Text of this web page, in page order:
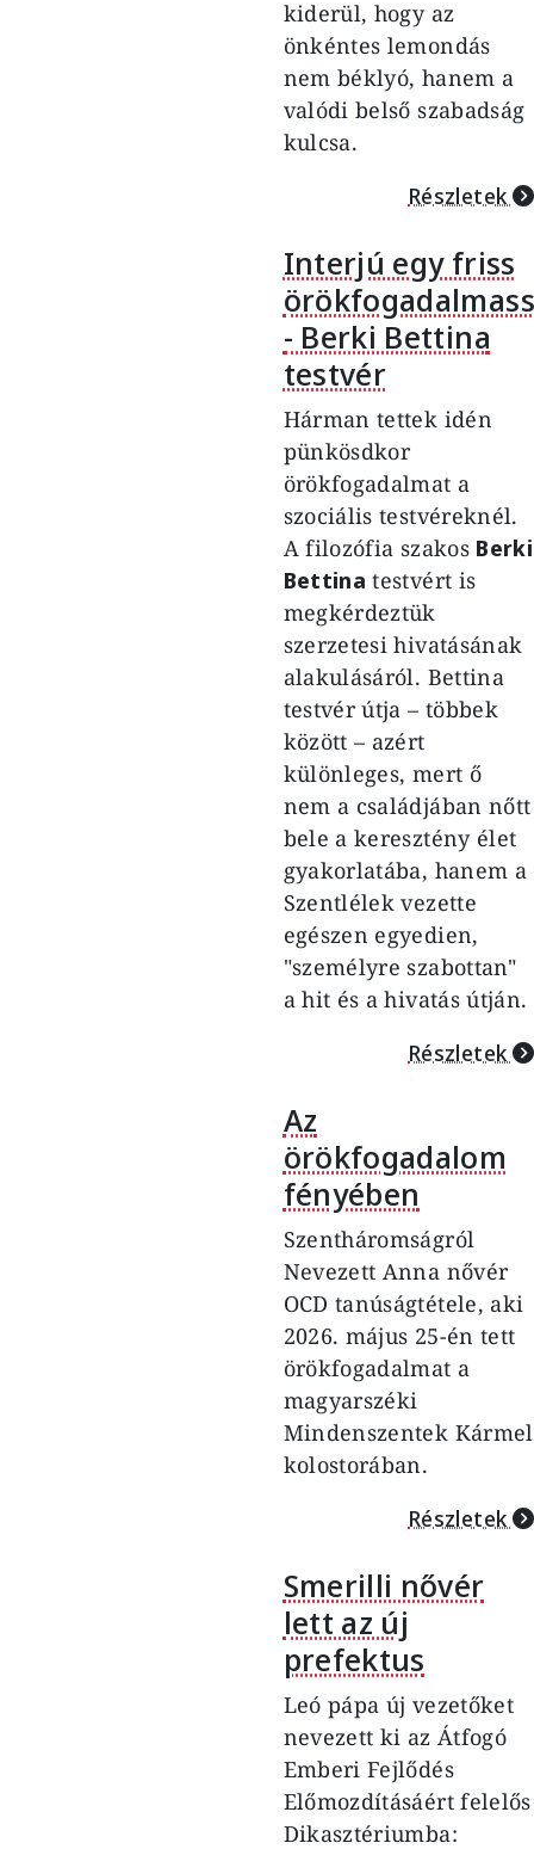
kiderül, hogy az
önkéntes lemondás
nem béklyó, hanem a
valódi belső szabadság
kulcsa.
Részletek
Interjú egy friss
- Berki Bettina
testvér
Hárman tettek idén
pünkösdkor
örökfogadalmat a
szociális testvéreknél.
A filozófia szakos Berki
Bettina testvért is
megkérdeztük
szerzetesi hivatásának
alakulásáról. Bettina
testvér útja – többek
között – azért
különleges, mert ő
nem a családjában nőtt
bele a keresztény élet
gyakorlatába, hanem a
Szentlélek vezette
egészen egyedien,
"személyre szabottan"
a hit és a hivatás útján.
Részletek
Az
örökfogadalom
fényében
Szentháromságról
Nevezett Anna nővér
OCD tanúságtétele, aki
2026. május 25-én tett
örökfogadalmat a
magyarszéki
Mindenszentek Kármel
kolostorában.
Részletek
Smerilli nővér
lett az új
prefektus
Leó pápa új vezetőket
nevezett ki az Átfogó
Emberi Fejlődés
Előmozdításáért felelős
Dikasztériumba: